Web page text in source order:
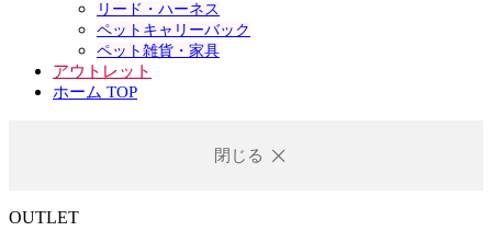
リード・ハーネス
ペットキャリーバック
ペット雑貨・家具
アウトレット
ホーム TOP
閉じる
OUTLET